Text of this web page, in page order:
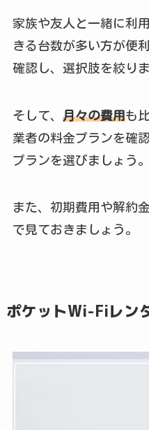
家族や友人と一緒に利
きる台数が多い方が便
確認し、選択肢を絞りま
そして、 月々の費用も
業者の料金プランを確
プランを選びましょう。
また、初期費用や解約
で見ておきましょう。
ポケットWi-Fiレン